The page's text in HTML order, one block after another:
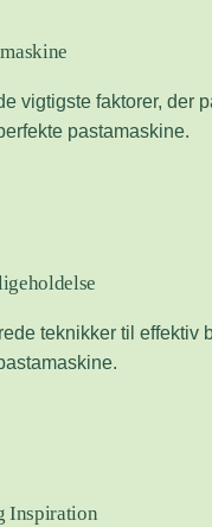
vigtigste faktorer, der
pastamaskine.
teknikker til effektiv
Inspiration